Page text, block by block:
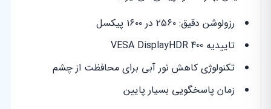
رزولوشن دقیق: ۲۵۶۰ در ۱۶۰۰ پیکسل
تاییدیه VESA DisplayHDR 400
تکنولوژی کاهش نور آبی برای محافظت از چشم
زمان پاسخگویی بسیار پایین